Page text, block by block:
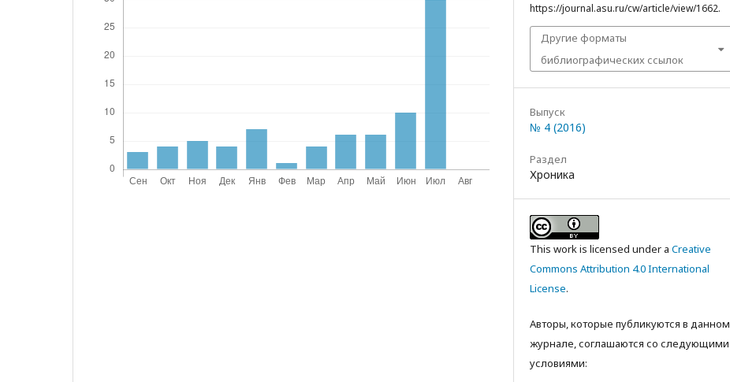
https://journal.asu.ru/cw/article/view/1662.
Другие форматы
библиографических ссылок
Выпуск
№ 4 (2016)
Раздел
Хроника
This work is licensed under a Creative
Commons Attribution 4.0 International
License.
Авторы, которые публикуются в данном
журнале, соглашаются со следующими
условиями: